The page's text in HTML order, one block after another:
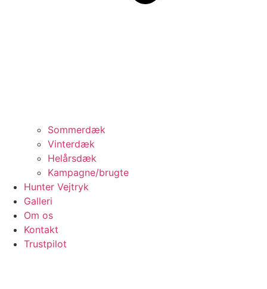
Sommerdæk
Vinterdæk
Helårsdæk
Kampagne/brugte
Hunter Vejtryk
Galleri
Om os
Kontakt
Trustpilot